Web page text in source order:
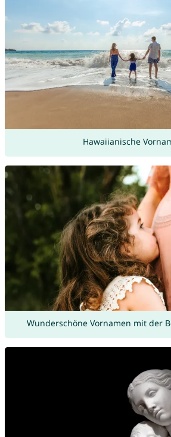
Hawaiianische
Wunderschöne Vornamen mit der